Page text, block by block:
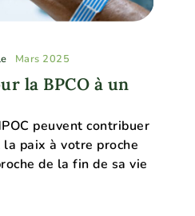
Mars 2025
la BPCO à un
peuvent contribuer
paix à votre proche
de la fin de sa vie